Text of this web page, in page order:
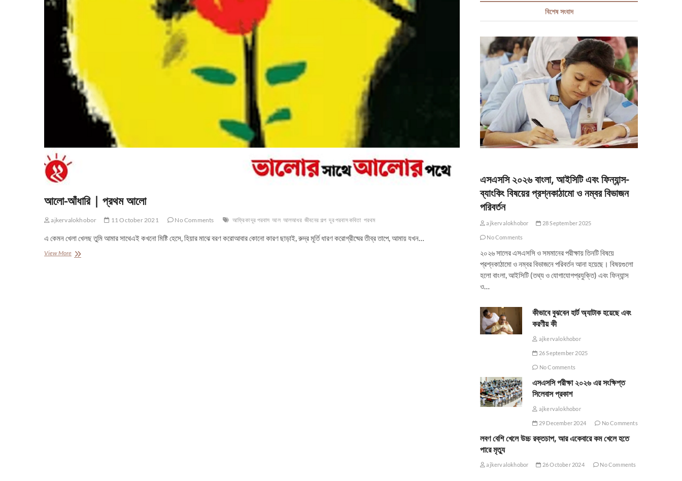
আলো-আঁধারি | প্রথম আলো
ajkervalokhobor 11 October 2021 No Comments আফ্রিকা দূর পরবাস আল আলআধর জীবনের গল্প দূর পরবাস কবিতা পরথম
এ কেমন খেলা খেলছ তুমি আমার সাথেএই কখনো মিষ্টি হেসে, হিয়ার মাঝে বরণ করোআবার কোনো কারণ ছাড়াই, রুদ্র মূর্তি ধারণ করোগ্রীষ্মের তীব্র তাপে, আমায় যখন…
View Moreআলো-
বিশেষ সংবাদ
এসএসসি ২০২৬ বাংলা, আইসিটি এবং ফিন্যান্স-
ব্যাংকিং বিষয়ের প্রশ্নকাঠামো ও নম্বর বিভাজন
পরিবর্তন
ajkervalokhobor 28 September 2025
No Comments
২০২৬ সালের এসএসসি ও সমমানের পরীক্ষায় তিনটি বিষয়ে
প্রশ্নকাঠামো ও নম্বর বিভাজনে পরিবর্তন আনা হয়েছে। বিষয়গুলো
হলো বাংলা, আইসিটি (তথ্য ও যোগাযোগপ্রযুক্তি) এবং ফিন্যান্স
ও…
কীভাবে বুঝবেন হার্ট অ্যাটাক হয়েছে এবং
করণীয় কী
ajkervalokhobor
26 September 2025
No Comments
এসএসসি পরীক্ষা ২০২৬ এর সংক্ষিপ্ত
সিলেবাস প্রকাশ
ajkervalokhobor
29 December 2024 No Comments
লবণ বেশি খেলে উচ্চ রক্তচাপ, আর একেবারে কম খেলে হতে
পারে মৃত্যু
ajkervalokhobor 26 October 2024 No Comments